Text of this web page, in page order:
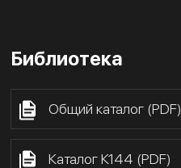
Библиотека
Общий каталог (PDF)
Каталог К144 (PDF)